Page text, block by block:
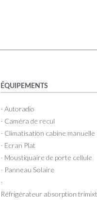
ÉQUIPEMENTS
- Autoradio
- Caméra de recul
- Climatisation cabine manuelle
- Ecran Plat
- Moustiquaire de porte cellule
- Panneau Solaire
-
Réfrigérateur absorption